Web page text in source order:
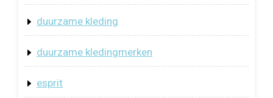
duurzame kleding
duurzame kledingmerken
esprit